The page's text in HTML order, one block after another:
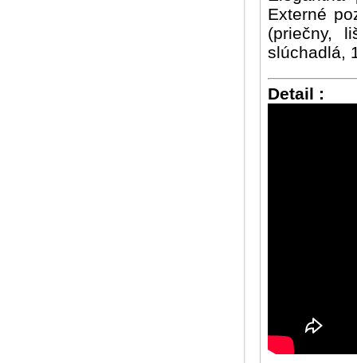
Externé
(priečny,
slúchadlá,
Detail :